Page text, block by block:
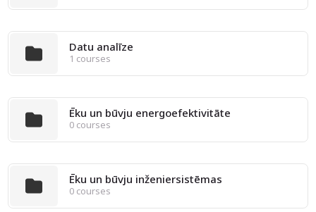
Datu analīze
1 courses
Ēku un būvju energoefektivitāte
0 courses
Ēku un būvju inženiersistēmas
0 courses